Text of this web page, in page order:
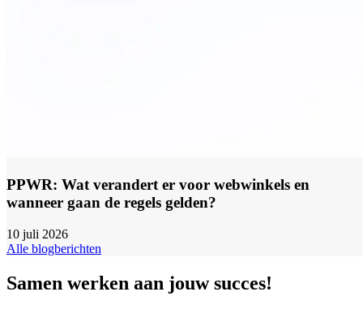
PPWR: Wat verandert er voor webwinkels en
wanneer gaan de regels gelden?
10 juli 2026
Alle blogberichten
Samen werken aan jouw succes!